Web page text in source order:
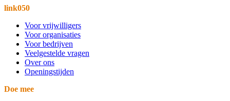
link050
Voor vrijwilligers
Voor organisaties
Voor bedrijven
Veelgestelde vragen
Over ons
Openingstijden
Doe mee